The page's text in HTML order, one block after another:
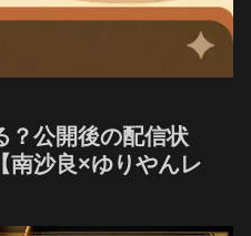
？公開後の配信状
南沙良×ゆりやんレ